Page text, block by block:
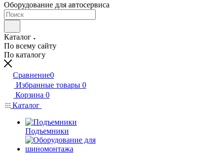
Оборудование для автосервиса
Каталог
По всему сайту
По каталогу
Сравнение0
Избранные товары 0
Корзина 0
Каталог
Подъемники